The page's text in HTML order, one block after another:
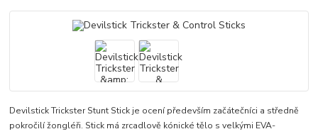
Devilstick Trickster Stunt Stick je ocení především začátečníci a středně
pokročilí žongléři. Stick má zrcadlově kónické tělo s velkými EVA-